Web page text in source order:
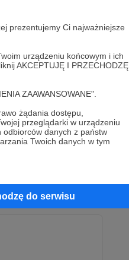
prezentujemy Ci najważniejsze
urządzeniu końcowym i ich
AKCEPTUJĘ I PRZECHODZĘ
ZAAWANSOWANE".
żądania dostępu,
przeglądarki w urządzeniu
odbiorców danych z państw
Twoich danych w tym
do serwisu
Nie sposób
ceramika,
a także
Każda
podatku.
lub
wszystkim.
w roli
Idea polega
a
okazji